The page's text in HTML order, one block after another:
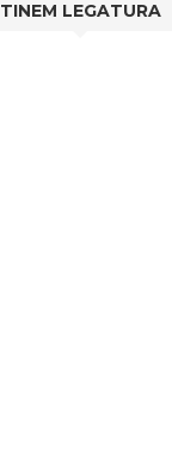
TINEM LEGATURA